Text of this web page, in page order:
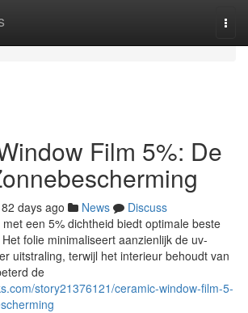
Film 5%: De
82 days ago News
Discuss
een 5% dichtheid biedt optimale beste
folie minimaliseert aanzienlijk de uv-
uitstraling, terwijl het interieur behoudt van
de
story21376121/ceramic-window-film-5-